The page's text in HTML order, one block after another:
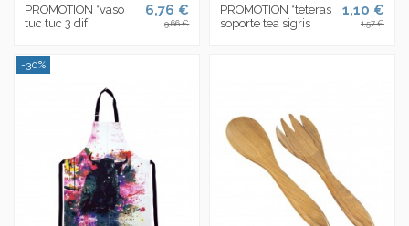
PROMOTION *vaso
tuc tuc 3 dif.
6,76 €
9,66 €
PROMOTION *teteras
soporte tea sigris
1,10 €
1,57 €
-30%